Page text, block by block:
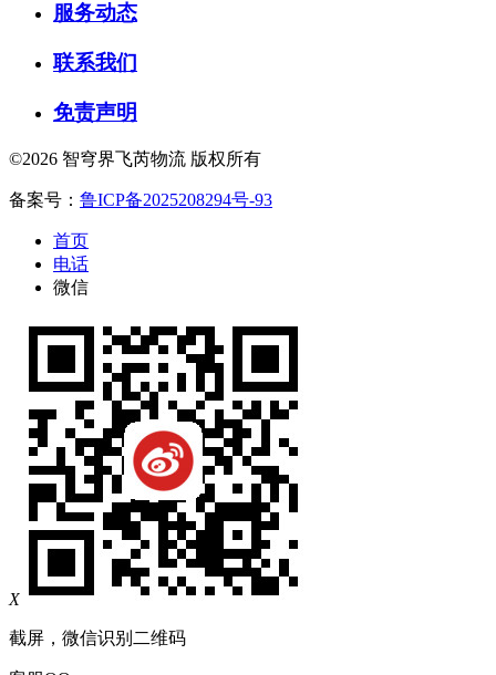
服务动态
联系我们
免责声明
©2026 智穹界飞芮物流 版权所有
备案号： 鲁ICP备2025208294号-93
首页
电话
微信
X
截屏，微信识别二维码